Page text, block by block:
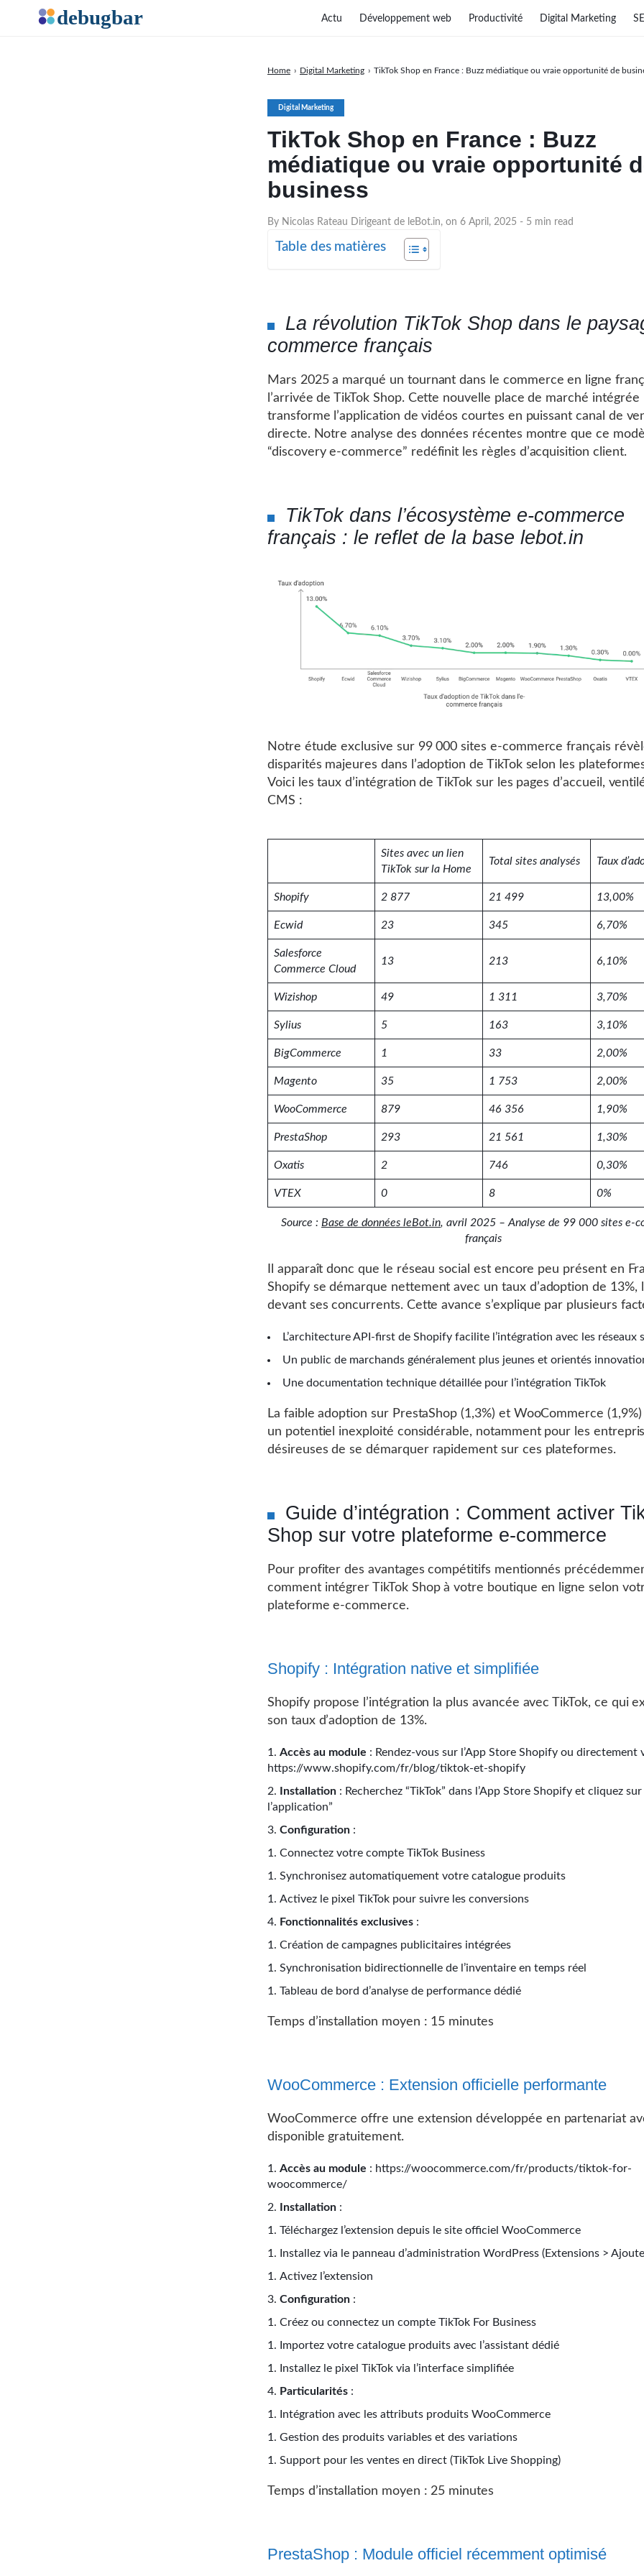
Digital Marketing
TikTok Shop en France : Buzz
médiatique ou vraie opportunité
business
By Nicolas Rateau Dirigeant de leBot.in, on 6 April, 2025 - 5 min read
Home › Digital Marketing › TikTok Shop en France : Buzz médiatique ou vraie opportunité de
Table des matières
La révolution TikTok Shop dans le
commerce français
Mars 2025 a marqué un tournant dans le commerce en ligne
l’arrivée de TikTok Shop. Cette nouvelle place de marché intégrée
transforme l’application de vidéos courtes en puissant canal de
directe. Notre analyse des données récentes montre que ce
“discovery e-commerce” redéfinit les règles d’acquisition client.
TikTok dans l’écosystème e-commerce
français : le reflet de la base lebot.in
Notre étude exclusive sur 99 000 sites e-commerce français
disparités majeures dans l’adoption de TikTok selon les
Voici les taux d’intégration de TikTok sur les pages d’accueil,
CMS :
Sites avec un lien
TikTok sur la Home
Total sites analysés Taux
Shopify 2 877 21 499 13,00%
Ecwid 23 345 6,70%
Salesforce
Commerce Cloud
13 213 6,10%
Wizishop 49 1 311 3,70%
Sylius 5 163 3,10%
BigCommerce 1 33 2,00%
Magento 35 1 753 2,00%
WooCommerce 879 46 356 1,90%
PrestaShop 293 21 561 1,30%
Oxatis 2 746 0,30%
VTEX 0 8 0%
Source : Base de données leBot.in, avril 2025 – Analyse de 99 000 sites e-
français
Il apparaît donc que le réseau social est encore peu présent en
Shopify se démarque nettement avec un taux d’adoption de 13%,
devant ses concurrents. Cette avance s’explique par plusieurs
L’architecture API-first de Shopify facilite l’intégration avec les réseaux
Un public de marchands généralement plus jeunes et orientés
Une documentation technique détaillée pour l’intégration TikTok
La faible adoption sur PrestaShop (1,3%) et WooCommerce
un potentiel inexploité considérable, notamment pour les
désireuses de se démarquer rapidement sur ces plateformes.
Guide d’intégration : Comment activer
Shop sur votre plateforme e-commerce
Pour profiter des avantages compétitifs mentionnés
comment intégrer TikTok Shop à votre boutique en ligne selon
plateforme e-commerce.
Shopify : Intégration native et simplifiée
Shopify propose l’intégration la plus avancée avec TikTok, ce qui
son taux d’adoption de 13%.
Accès au module : Rendez-vous sur l’App Store Shopify ou directement
https://www.shopify.com/fr/blog/tiktok-et-shopify
Installation : Recherchez “TikTok” dans l’App Store Shopify et cliquez
l’application”
Configuration :
Connectez votre compte TikTok Business
Synchronisez automatiquement votre catalogue produits
Activez le pixel TikTok pour suivre les conversions
Fonctionnalités exclusives :
Création de campagnes publicitaires intégrées
Synchronisation bidirectionnelle de l’inventaire en temps réel
Tableau de bord d’analyse de performance dédié
Temps d’installation moyen : 15 minutes
WooCommerce : Extension officielle performante
WooCommerce offre une extension développée en partenariat
disponible gratuitement.
Accès au module : https://woocommerce.com/fr/products/tiktok-for-
woocommerce/
Installation :
Téléchargez l’extension depuis le site officiel WooCommerce
Installez via le panneau d’administration WordPress (Extensions >
Activez l’extension
Configuration :
Créez ou connectez un compte TikTok For Business
Importez votre catalogue produits avec l’assistant dédié
Installez le pixel TikTok via l’interface simplifiée
Particularités :
Intégration avec les attributs produits WooCommerce
Gestion des produits variables et des variations
Support pour les ventes en direct (TikTok Live Shopping)
Temps d’installation moyen : 25 minutes
PrestaShop : Module officiel récemment optimisé
Actu Développement web Productivité Digital Marketing